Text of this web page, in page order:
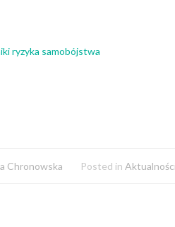
ryzyka samobójstwa
Chronowska Posted in